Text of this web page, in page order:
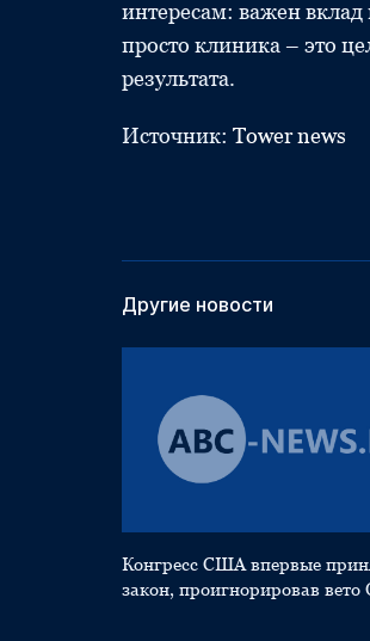
интересам: важен вклад
просто клиника – это
результата.
Источник: Tower news
Другие новости
Конгресс США впервые
закон, проигнорировав